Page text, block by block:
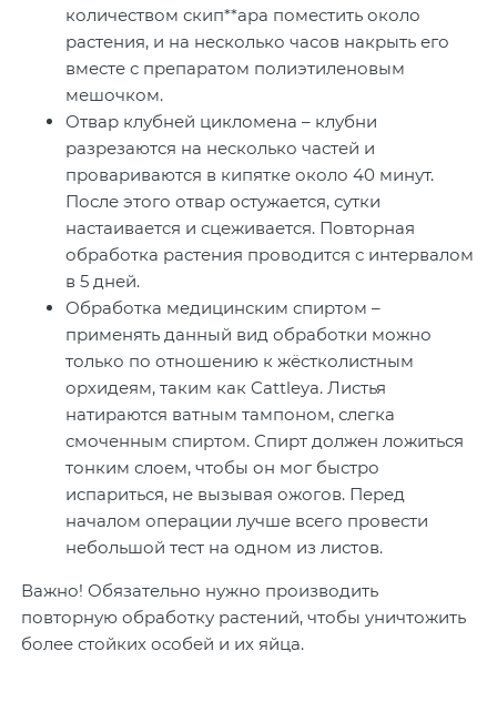
количеством скип**ара поместить около
растения, и на несколько часов накрыть его
вместе с препаратом полиэтиленовым
мешочком.
Отвар клубней цикломена – клубни
разрезаются на несколько частей и
провариваются в кипятке около 40 минут.
После этого отвар остужается, сутки
настаивается и сцеживается. Повторная
обработка растения проводится с интервалом
в 5 дней.
Обработка медицинским спиртом –
применять данный вид обработки можно
только по отношению к жёстколистным
орхидеям, таким как Cattleya. Листья
натираются ватным тампоном, слегка
смоченным спиртом. Спирт должен ложиться
тонким слоем, чтобы он мог быстро
испариться, не вызывая ожогов. Перед
началом операции лучше всего провести
небольшой тест на одном из листов.
Важно! Обязательно нужно производить
повторную обработку растений, чтобы уничтожить
более стойких особей и их яйца.